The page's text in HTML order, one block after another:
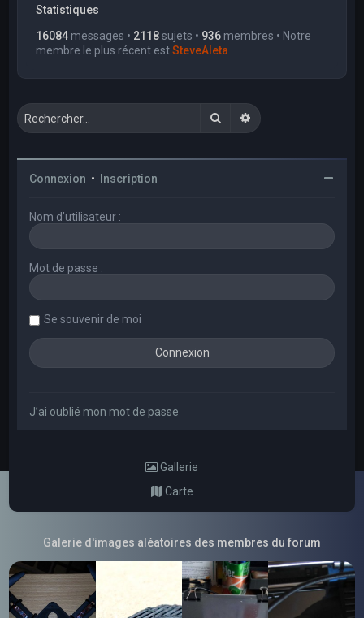
Statistiques
16084 messages • 2118sujets • 936 membres • Notre
membre le plus récent estSteveAleta
RechercherRecherche avancée
Connexion • Inscription
Nom d’utilisateur :
Mot de passe :
Se souvenir de moi
J’ai oublié mon mot de passe
Gallerie
Carte
Galerie d'images aléatoires des membres du forum